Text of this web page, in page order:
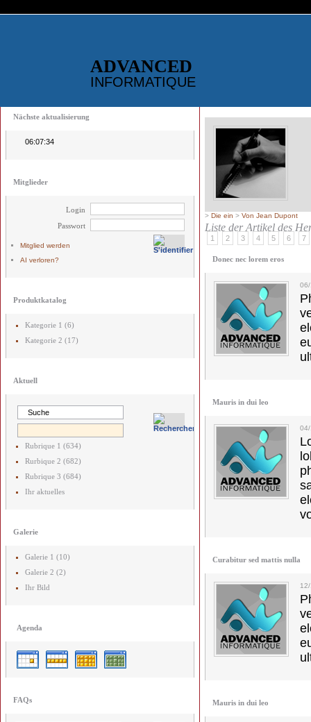
ADVANCED
INFORMATIQUE
Nächste aktualisierung
06:07:33
Mitglieder
Login
Passwort
Mitglied werden
AI verloren?
Produktkatalog
Kategorie 1 (6)
Kategorie 2 (17)
Aktuell
Rubrique 1 (634)
Rurbique 2 (682)
Rubrique 3 (684)
Ihr aktuelles
Galerie
Galerie 1 (10)
Galerie 2 (2)
Ihr Bild
Agenda
FAQs
> Die ein > Von Jean Dupont
Liste der Artikel des
1 2 3 4 5 6 7
Donec nec lorem eros
Mauris in dui leo
Curabitur sed mattis nulla
Mauris in dui leo